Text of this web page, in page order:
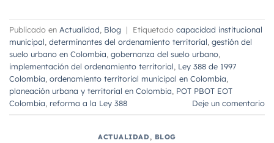
Publicado en Actualidad, Blog | Etiquetado capacidad institucional
municipal, determinantes del ordenamiento territorial, gestión del
suelo urbano en Colombia, gobernanza del suelo urbano,
implementación del ordenamiento territorial, Ley 388 de 1997
Colombia, ordenamiento territorial municipal en Colombia,
planeación urbana y territorial en Colombia, POT PBOT EOT
Colombia, reforma a la Ley 388 Deje un comentario
ACTUALIDAD, BLOG